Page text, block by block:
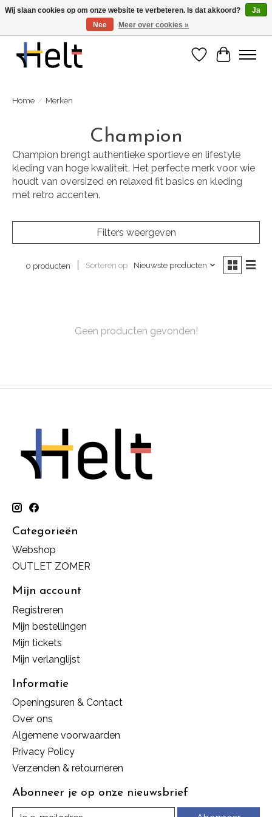
Ontdek de nieuwe collecties in store & online
Verlanglijst
Home / Merken
Champion
Champion brengt authentieke sportieve en lifestyle
kleding van hoge kwaliteit. Het perfecte merk voor wie
houdt van oversized en relaxed fit basics en kleding
met retro accenten.
Filters weergeven
0 producten Sorteren op Nieuwste producten
Geen producten gevonden!
Categorieën
Webshop
OUTLET ZOMER
Mijn account
Registreren
Mijn bestellingen
Mijn tickets
Mijn verlanglijst
Informatie
Openingsuren & Contact
Over ons
Algemene voorwaarden
Privacy Policy
Verzenden & retourneren
Abonneer je op onze nieuwsbrief
Wij slaan cookies op om onze website te verbeteren. Is dat akkoord?
Ja
Nee
Meer over cookies »